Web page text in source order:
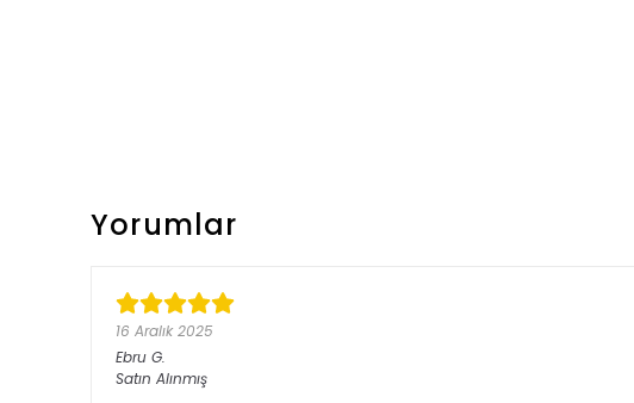
Yorumlar
16 Aralık 2025
Ebru G.
Satın Alınmış